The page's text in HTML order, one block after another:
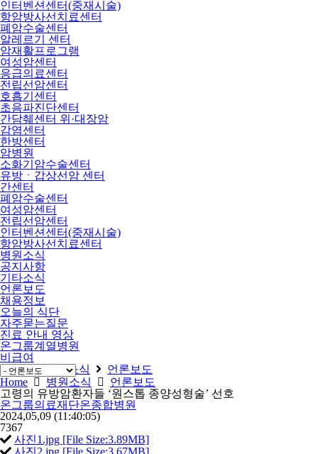
인터벤션센터(중재시술)
항암방사선치료센터
폐암수술센터
알레르기 센터
암재활프로그램
여성암센터
응급의료센터
전립선암센터
호흡기센터
초음파진단센터
간담췌센터 위·대장암
감염센터
한방센터
암병원
소화기암수술센터
유방ㆍ갑상선암 센터
간센터
폐암수술센터
여성암센터
전립선암센터
인터벤션센터(중재시술)
항암방사선치료센터
병원소식
공지사항
기타소식
언론보도
채용정보
오늘의 식단
자주묻는질문
진료 안내 영상
온그룹계열병원
비급여
Home
병원소식
언론보도
Home
병원소식
언론보도
고령의 유방암환자들 ‘원스톱 종양성형술’ 선호
온그룹의료재단온종합병원
2024,05,09 (11:40:05)
7367
사진1.jpg [File Size:3.89MB]
사진2.jpg [File Size:3.67MB]